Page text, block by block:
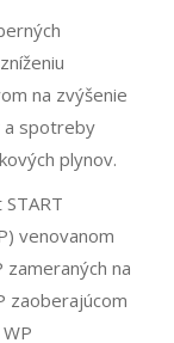
na zvýšenie
a spotreby
plynov.
venovanom
zameraných na
zaoberajúcom